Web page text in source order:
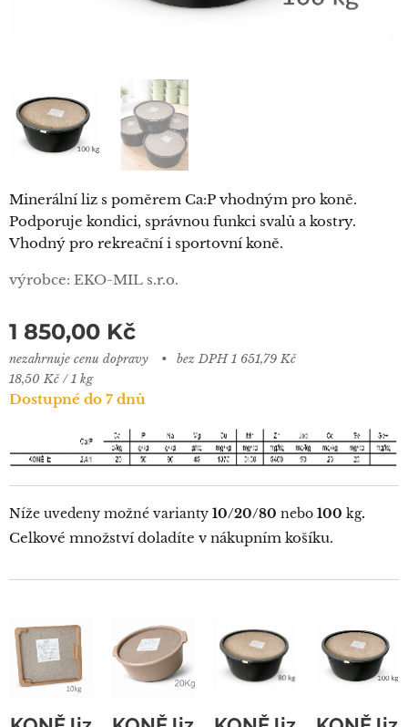
Minerální liz s poměrem Ca:P vhodným pro koně.
Podporuje kondici, správnou funkci svalů a kostry.
Vhodný pro rekreační i sportovní koně.
výrobce: EKO-MIL s.r.o.
1 850,00 Kč
nezahrnuje cenu dopravy
bez DPH 1 651,79 Kč
18,50 Kč / 1 kg
Dostupné do 7 dnů
Níže uvedeny možné varianty 10/20/80 nebo 100 kg.
Celkové množství doladíte v nákupním košíku.